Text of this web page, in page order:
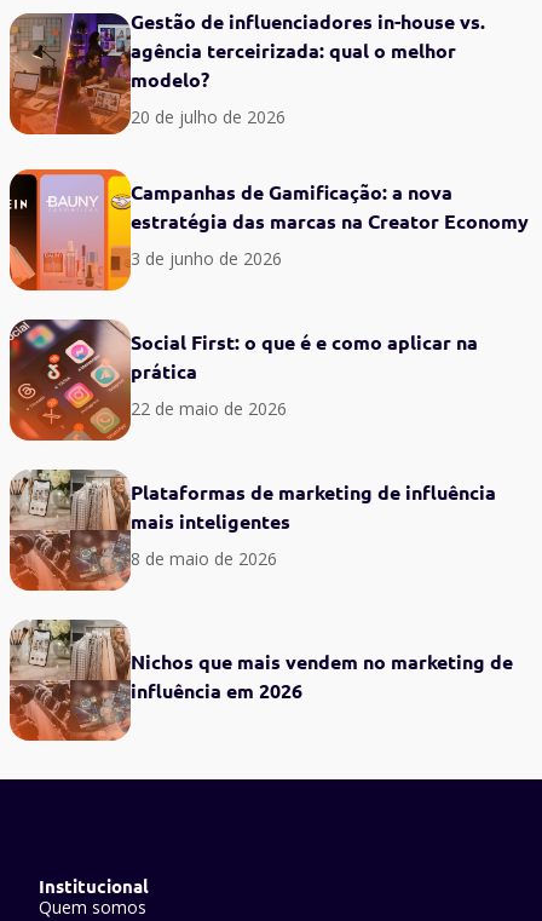
Gestão de influenciadores in-house vs.
agência terceirizada: qual o melhor
modelo?
20 de julho de 2026
Campanhas de Gamificação: a nova
estratégia das marcas na Creator Economy
3 de junho de 2026
Social First: o que é e como aplicar na
prática
22 de maio de 2026
Plataformas de marketing de influência
mais inteligentes
8 de maio de 2026
Nichos que mais vendem no marketing de
influência em 2026
Institucional
Quem somos